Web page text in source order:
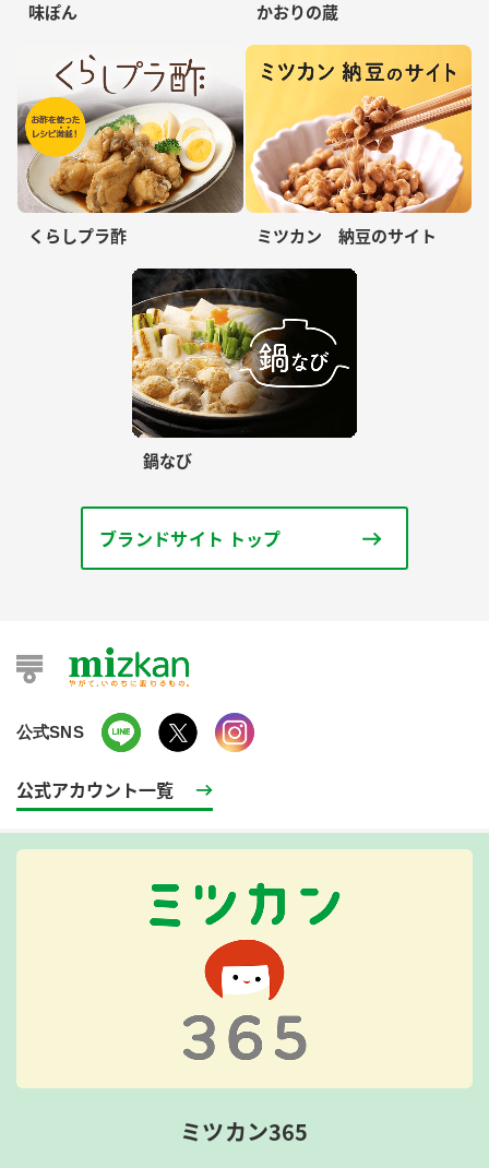
味ぽん かおりの蔵
くらしプラ酢 ミツカン 納豆のサイト
鍋なび
ブランドサイト トップ
公式SNS
公式アカウント一覧
ミツカン365